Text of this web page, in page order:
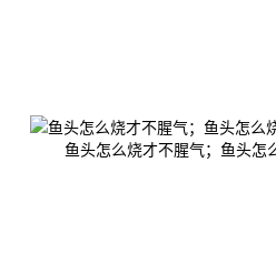
鱼头怎么烧才不腥气；鱼头怎